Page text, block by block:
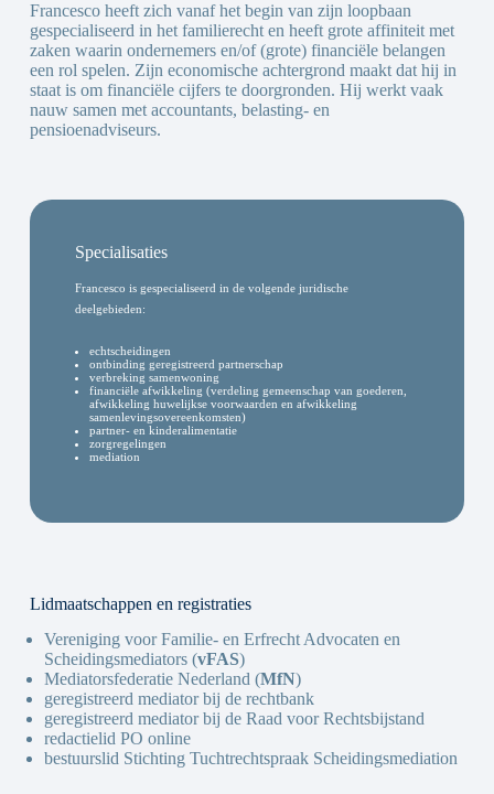
Francesco heeft zich vanaf het begin van zijn loopbaan
gespecialiseerd in het familierecht en heeft grote affiniteit met
zaken waarin ondernemers en/of (grote) financiële belangen
een rol spelen. Zijn economische achtergrond maakt dat hij in
staat is om financiële cijfers te doorgronden. Hij werkt vaak
nauw samen met accountants, belasting- en
pensioenadviseurs.
Specialisaties
Francesco is gespecialiseerd in de volgende juridische
deelgebieden:
echtscheidingen
ontbinding geregistreerd partnerschap
verbreking samenwoning
financiële afwikkeling (verdeling gemeenschap van goederen,
afwikkeling huwelijkse voorwaarden en afwikkeling
samenlevingsovereenkomsten)
partner- en kinderalimentatie
zorgregelingen
mediation
Lidmaatschappen en registraties
Vereniging voor Familie- en Erfrecht Advocaten en
Scheidingsmediators (vFAS)
Mediatorsfederatie Nederland (MfN)
geregistreerd mediator bij de rechtbank
geregistreerd mediator bij de Raad voor Rechtsbijstand
redactielid PO online
bestuurslid Stichting Tuchtrechtspraak Scheidingsmediation